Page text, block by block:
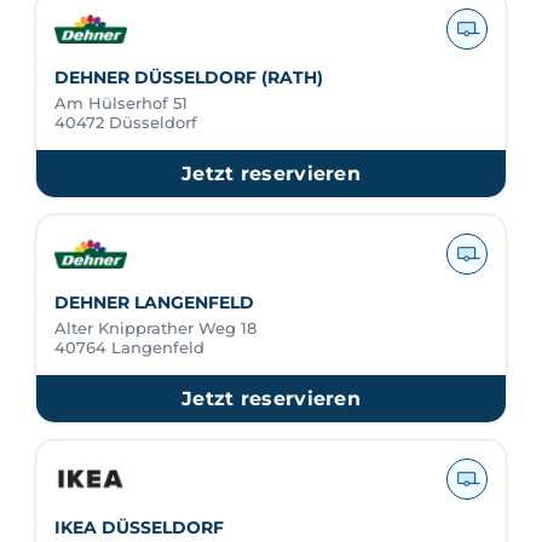
DEHNER DÜSSELDORF (RATH)
Am Hülserhof 51
40472 Düsseldorf
Jetzt reservieren
DEHNER LANGENFELD
Alter Knipprather Weg 18
40764 Langenfeld
Jetzt reservieren
IKEA DÜSSELDORF